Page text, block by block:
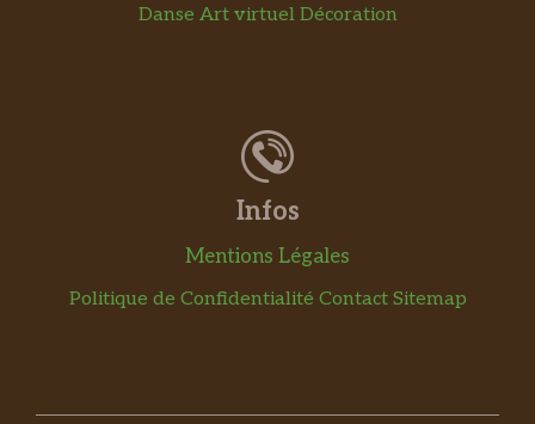
Danse Art virtuel Décoration
Infos
Mentions Légales
Politique de Confidentialité Contact Sitemap